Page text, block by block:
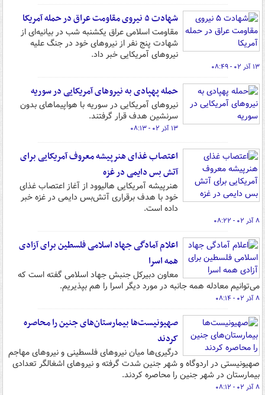
شهادت ۵ نیروی مقاومت عراق در حمله آمریکا
مقاومت اسلامی عراق یکشنبه شب در بیانیه‌ای از
شهادت پنج نفر از نیروهای خود در جنگ علیه
نیروهای آمریکایی خبر داد.
۱۳ آذر ۰۲ - ۰۸:۴۹
حمله پهپادی به نیروهای آمریکایی در سوریه
نیروهای آمریکایی در سوریه با هواپیماهای بدون
سرنشین هدف قرار گرفتند.
۱۳ آذر ۰۲ - ۰۸:۱۳
اعتصاب غذای هنرپیشه معروف آمریکایی برای
آتش بس دایمی در غزه
هنرپیشه آمریکایی هالیوود از آغاز اعتصاب غذای
خود با هدف برقراری آتش‌بس دایمی در غزه خبر
داده است.
۸ آذر ۰۲ - ۰۸:۲۲
اعلام آمادگی جهاد اسلامی فلسطین برای آزادی
همه اسرا
معاون دبیرکل جنبش جهاد اسلامی گفته است که
می‌توانیم معادله همه جانبه در مورد دیگر اسرا را هم بپذیریم.
۸ آذر ۰۲ - ۰۸:۱۴
صهیونیست‌ها بیمارستان‌های جنین را محاصره
کردند
درگیری‌ها میان نیروهای فلسطینی و نیروهای مهاجم
صهیونیستی در اردوگاه و شهر جنین شدت گرفته و نیروهای اشغالگر تعدادی
بیمارستان در شهر جنین را محاصره کردند.
۸ آذر ۰۲ - ۰۸:۱۲